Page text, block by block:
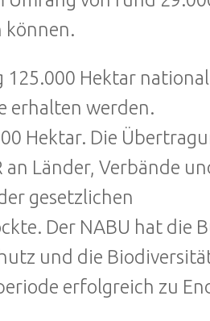
können.
Hektar
erhalten werden.
Hektar. Die
Länder, Verbände
gesetzlichen
Der NABU hat die
und die
erfolgreich zu